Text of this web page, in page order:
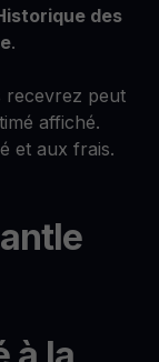
des
.
recevrez peut
affiché.
et aux frais.